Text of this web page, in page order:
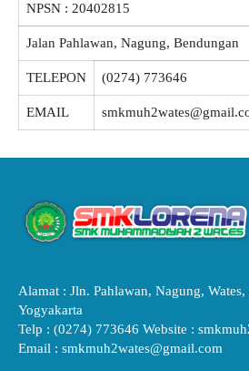
NPSN : 20402815
Jalan Pahlawan, Nagung, Bendungan
TELEPON (0274) 773646
EMAIL
Alamat : Jln. Pahlawan, Nagung,
Yogyakarta
Telp : (0274) 773646 Website :
Email : smkmuh2wates@gmail.com